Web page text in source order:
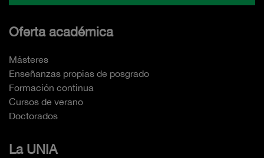
Oferta académica
Másteres
Enseñanzas propias de posgrado
Formación continua
Cursos de verano
Doctorados
La UNIA